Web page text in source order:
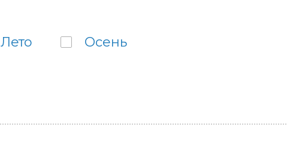
Лето Осень